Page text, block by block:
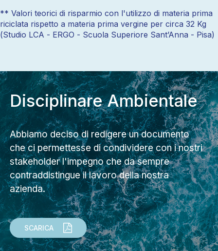
** Valori teorici di risparmio con l'utilizzo di materia prima
riciclata rispetto a materia prima vergine per circa 32 Kg
(Studio LCA - ERGO - Scuola Superiore Sant’Anna - Pisa)
Disciplinare Ambientale
Abbiamo deciso di redigere un documento
che ci permettesse di condividere con i nostri
stakeholder l'impegno che da sempre
contraddistingue il lavoro della nostra
azienda.
SCARICA